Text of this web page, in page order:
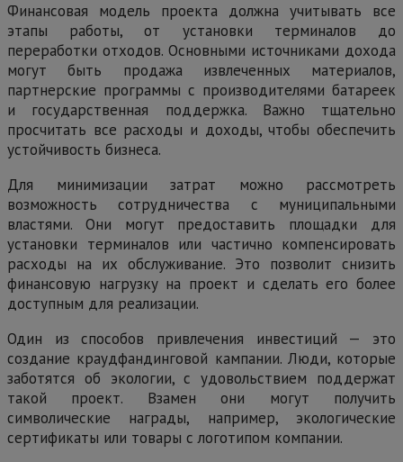
Финансовая модель проекта должна учитывать все
этапы работы, от установки терминалов до
переработки отходов. Основными источниками дохода
могут быть продажа извлеченных материалов,
партнерские программы с производителями батареек
и государственная поддержка. Важно тщательно
просчитать все расходы и доходы, чтобы обеспечить
устойчивость бизнеса.
Для минимизации затрат можно рассмотреть
возможность сотрудничества с муниципальными
властями. Они могут предоставить площадки для
установки терминалов или частично компенсировать
расходы на их обслуживание. Это позволит снизить
финансовую нагрузку на проект и сделать его более
доступным для реализации.
Один из способов привлечения инвестиций — это
создание краудфандинговой кампании. Люди, которые
заботятся об экологии, с удовольствием поддержат
такой проект. Взамен они могут получить
символические награды, например, экологические
сертификаты или товары с логотипом компании.